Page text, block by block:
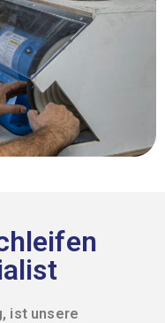
ist unsere